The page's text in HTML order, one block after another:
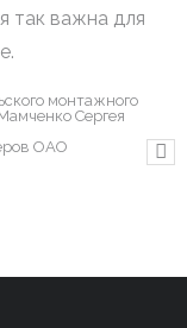
так важна для
монтажного
Сергея
ОАО